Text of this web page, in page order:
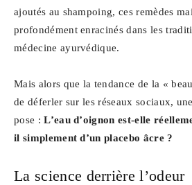
ajoutés au shampoing, ces remèdes
profondément enracinés dans les
médecine ayurvédique.
Mais alors que la tendance de la «
de déferler sur les réseaux sociaux,
pose :L’eau d’oignon est-elle
il simplement d’un placebo âcre ?
La science derrière l’odeur